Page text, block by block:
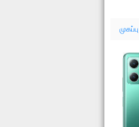
முகப்பு